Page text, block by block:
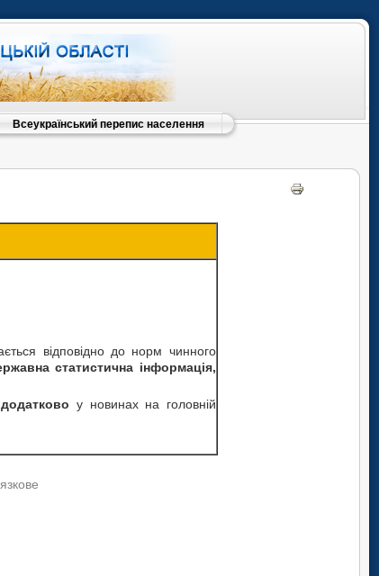
Всеукраїнський перепис населення
відповідно до норм чинного
статистична інформація,
у новинах на головній